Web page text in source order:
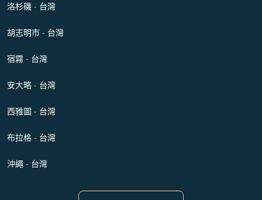
洛杉磯 - 台灣
胡志明市 - 台灣
宿霧 - 台灣
安大略 - 台灣
西雅圖 - 台灣
布拉格 - 台灣
沖繩 - 台灣